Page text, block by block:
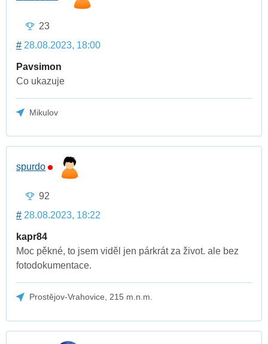
23
# 28.08.2023, 18:00
Pavsimon
Co ukazuje
Mikulov
spurdo
92
# 28.08.2023, 18:22
kapr84
Moc pěkné, to jsem viděl jen párkrát za život. ale bez
fotodokumentace.
Prostějov-Vrahovice, 215 m.n.m.